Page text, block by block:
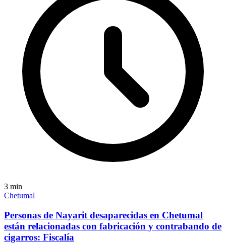
3 min
Chetumal
Personas de Nayarit desaparecidas en Chetumal
están relacionadas con fabricación y contrabando de
cigarros: Fiscalía